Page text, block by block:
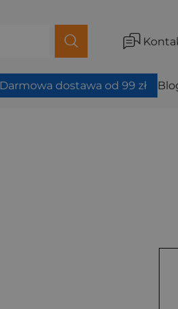
Darmowa dostawa od 99 zł